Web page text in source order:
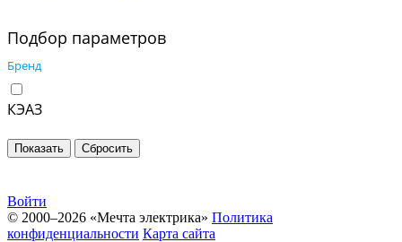
Подбор параметров
Бренд
КЭАЗ
Войти
© 2000–2026 «Мечта электрика» Политика
конфиденциальности Карта сайта